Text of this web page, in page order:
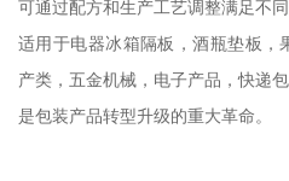
可通过配方和生产工艺调整满足不同
适用于电器冰箱隔板，酒瓶垫板，
产类，五金机械，电子产品，快递
是包装产品转型升级的重大革命。